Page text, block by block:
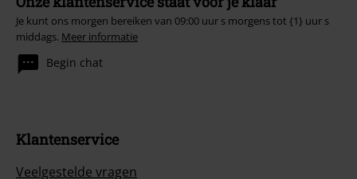
Je kunt ons morgen bereiken van 09:00 uur s morgens tot {1} uur s
middags. Meer informatie
Begin chat
Klantenservice
Veelgestelde vragen